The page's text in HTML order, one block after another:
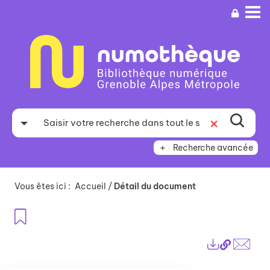
recherche
Recherche avancée
Vous êtes ici : Accueil / Détail du document
Lien